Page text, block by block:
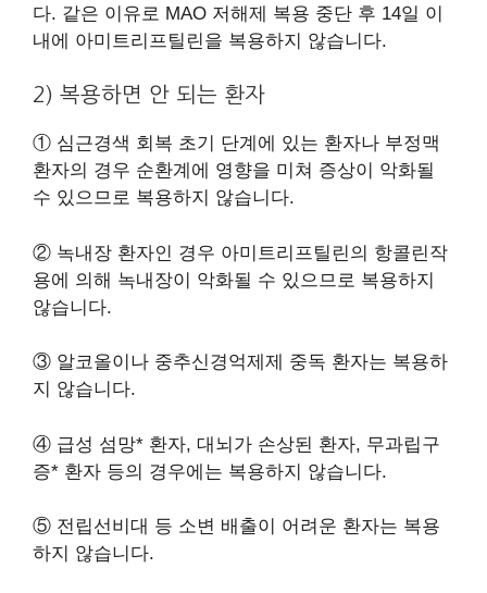
다. 같은 이유로 MAO 저해제 복용 중단 후 14일 이
내에 아미트리프틸린을 복용하지 않습니다.
2) 복용하면 안 되는 환자
① 심근경색 회복 초기 단계에 있는 환자나 부정맥
환자의 경우 순환계에 영향을 미쳐 증상이 악화될
수 있으므로 복용하지 않습니다.
② 녹내장 환자인 경우 아미트리프틸린의 항콜린작
용에 의해 녹내장이 악화될 수 있으므로 복용하지
않습니다.
③ 알코올이나 중추신경억제제 중독 환자는 복용하
지 않습니다.
④ 급성 섬망* 환자, 대뇌가 손상된 환자, 무과립구
증* 환자 등의 경우에는 복용하지 않습니다.
⑤ 전립선비대 등 소변 배출이 어려운 환자는 복용
하지 않습니다.